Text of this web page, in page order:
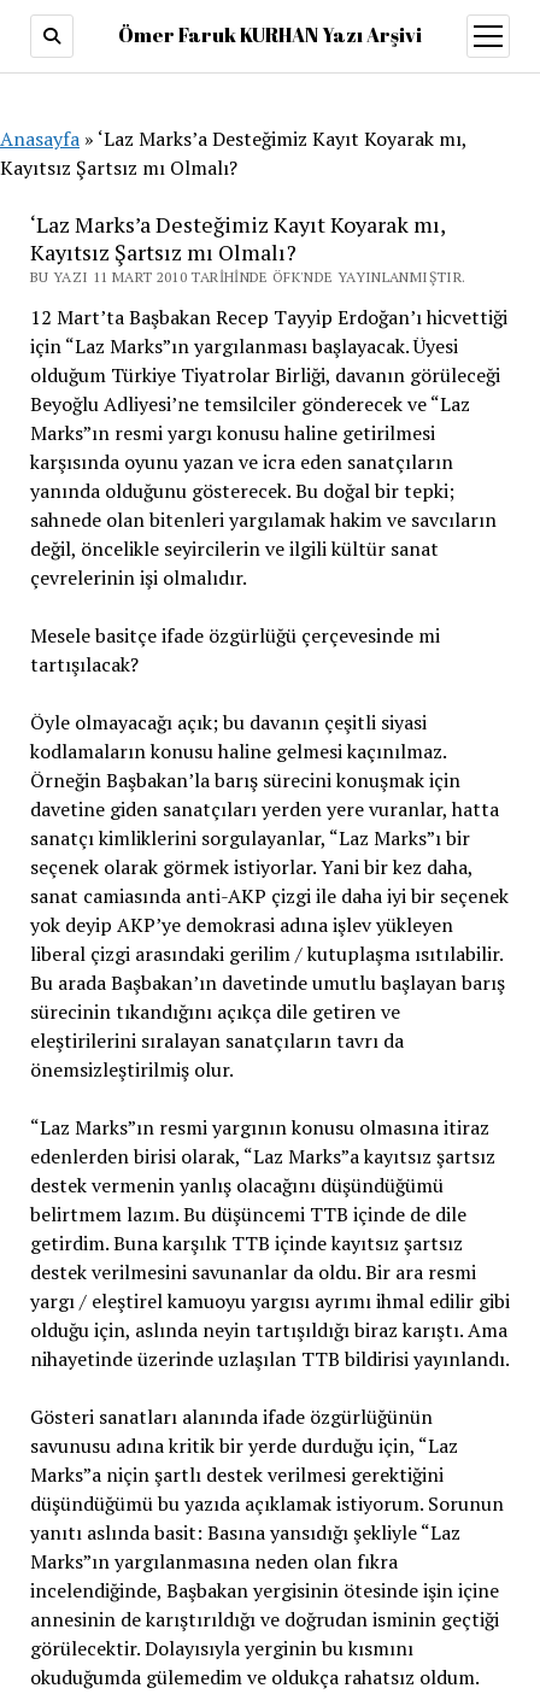
Ömer Faruk KURHAN Yazı Arşivi
aç
Anasayfa » ‘Laz Marks’a Desteğimiz Kayıt Koyarak mı,
Kayıtsız Şartsız mı Olmalı?
‘Laz Marks’a Desteğimiz Kayıt Koyarak mı,
Kayıtsız Şartsız mı Olmalı?
BU YAZI 11 MART 2010 TARIHINDE ÖFK'NDE YAYINLANMIŞTIR.
12 Mart’ta Başbakan Recep Tayyip Erdoğan’ı hicvettiği
için “Laz Marks”ın yargılanması başlayacak. Üyesi
olduğum Türkiye Tiyatrolar Birliği, davanın görüleceği
Beyoğlu Adliyesi’ne temsilciler gönderecek ve “Laz
Marks”ın resmi yargı konusu haline getirilmesi
karşısında oyunu yazan ve icra eden sanatçıların
yanında olduğunu gösterecek. Bu doğal bir tepki;
sahnede olan bitenleri yargılamak hakim ve savcıların
değil, öncelikle seyircilerin ve ilgili kültür sanat
çevrelerinin işi olmalıdır.
Mesele basitçe ifade özgürlüğü çerçevesinde mi
tartışılacak?
Öyle olmayacağı açık; bu davanın çeşitli siyasi
kodlamaların konusu haline gelmesi kaçınılmaz.
Örneğin Başbakan’la barış sürecini konuşmak için
davetine giden sanatçıları yerden yere vuranlar, hatta
sanatçı kimliklerini sorgulayanlar, “Laz Marks”ı bir
seçenek olarak görmek istiyorlar. Yani bir kez daha,
sanat camiasında anti-AKP çizgi ile daha iyi bir seçenek
yok deyip AKP’ye demokrasi adına işlev yükleyen
liberal çizgi arasındaki gerilim / kutuplaşma ısıtılabilir.
Bu arada Başbakan’ın davetinde umutlu başlayan barış
sürecinin tıkandığını açıkça dile getiren ve
eleştirilerini sıralayan sanatçıların tavrı da
önemsizleştirilmiş olur.
“Laz Marks”ın resmi yargının konusu olmasına itiraz
edenlerden birisi olarak, “Laz Marks”a kayıtsız şartsız
destek vermenin yanlış olacağını düşündüğümü
belirtmem lazım. Bu düşüncemi TTB içinde de dile
getirdim. Buna karşılık TTB içinde kayıtsız şartsız
destek verilmesini savunanlar da oldu. Bir ara resmi
yargı / eleştirel kamuoyu yargısı ayrımı ihmal edilir gibi
olduğu için, aslında neyin tartışıldığı biraz karıştı. Ama
nihayetinde üzerinde uzlaşılan TTB bildirisi yayınlandı.
Gösteri sanatları alanında ifade özgürlüğünün
savunusu adına kritik bir yerde durduğu için, “Laz
Marks”a niçin şartlı destek verilmesi gerektiğini
düşündüğümü bu yazıda açıklamak istiyorum. Sorunun
yanıtı aslında basit: Basına yansıdığı şekliyle “Laz
Marks”ın yargılanmasına neden olan fıkra
incelendiğinde, Başbakan yergisinin ötesinde işin içine
annesinin de karıştırıldığı ve doğrudan isminin geçtiği
görülecektir. Dolayısıyla yerginin bu kısmını
okuduğumda gülemedim ve oldukça rahatsız oldum.